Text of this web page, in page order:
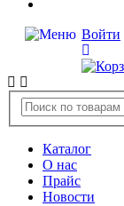
Войти
Каталог
О нас
Прайс
Новости